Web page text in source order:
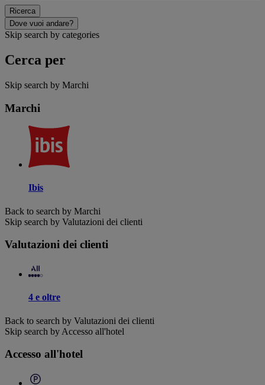
Ricerca
Dove vuoi andare?
Skip search by categories
Cerca per
Skip search by Marchi
Marchi
Ibis
Back to search by Marchi
Skip search by Valutazioni dei clienti
Valutazioni dei clienti
4 e oltre
Back to search by Valutazioni dei clienti
Skip search by Accesso all'hotel
Accesso all'hotel